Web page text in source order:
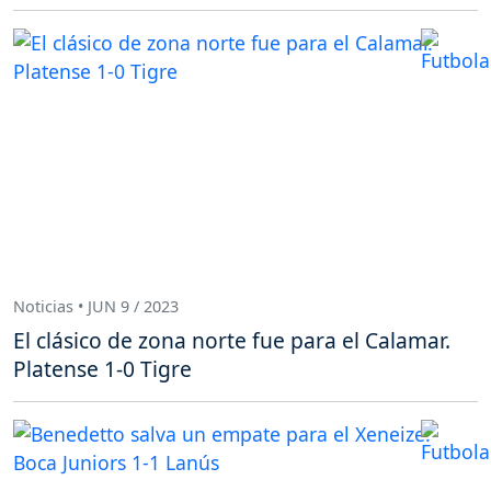
Noticias • JUN 9 / 2023
El clásico de zona norte fue para el Calamar.
Platense 1-0 Tigre